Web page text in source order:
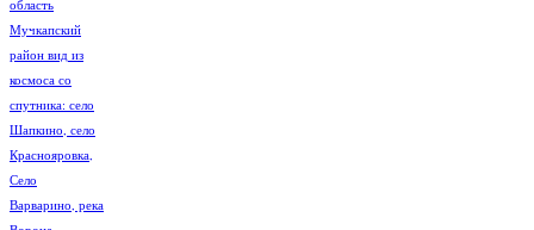
область
Мучкапский
район вид из
космоса со
спутника: село
Шапкино, село
Краснояровка,
Село
Варварино, река